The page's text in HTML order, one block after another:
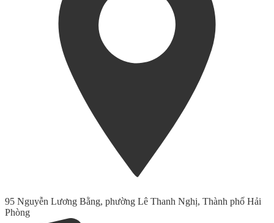
95 Nguyễn Lương Bằng, phường Lê Thanh Nghị, Thành phố Hải
Phòng